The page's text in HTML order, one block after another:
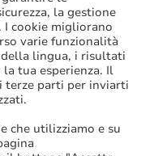
vecchi tetti di spesa
per l’aumento del
registrano i
per investimenti
“Decreto PA”: molte
per gli enti locali
la gestione
I cookie migliorano
varie funzionalità
lingua, i risultati
tua esperienza. Il
terze parti per inviarti
che utilizziamo e su